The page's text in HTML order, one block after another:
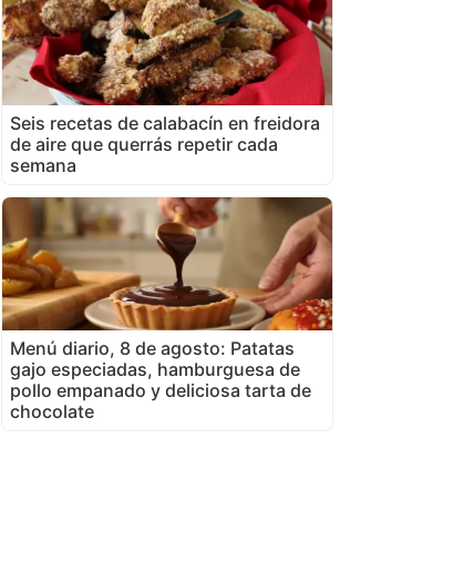
Seis recetas de calabacín en freidora
de aire que querrás repetir cada
semana
Menú diario, 8 de agosto: Patatas
gajo especiadas, hamburguesa de
pollo empanado y deliciosa tarta de
chocolate